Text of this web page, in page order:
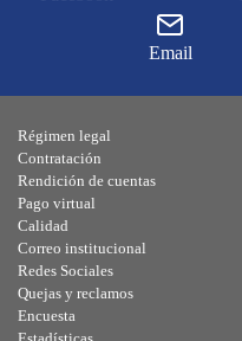
Email
Régimen legal
Contratación
Rendición de cuentas
Pago virtual
Calidad
Correo institucional
Redes Sociales
Quejas y reclamos
Encuesta